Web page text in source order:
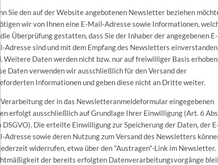
Sie den auf der Website angebotenen Newsletter beziehen
wir von Ihnen eine E-Mail-Adresse sowie Informationen,
Überprüfung gestatten, dass Sie der Inhaber der angegebenen E-
Adresse sind und mit dem Empfang des Newsletters einverstanden
Weitere Daten werden nicht bzw. nur auf freiwilliger Basis
Daten verwenden wir ausschließlich für den Versand der
Informationen und geben diese nicht an Dritte weiter.
der in das Newsletteranmeldeformular eingegebenen
erfolgt ausschließlich auf Grundlage Ihrer Einwilligung (Art. 6
DSGVO). Die erteilte Einwilligung zur Speicherung der Daten, der
Adresse sowie deren Nutzung zum Versand des Newsletters
widerrufen, etwa über den "Austragen"-Link im Newsletter.
der bereits erfolgten Datenverarbeitungsvorgänge